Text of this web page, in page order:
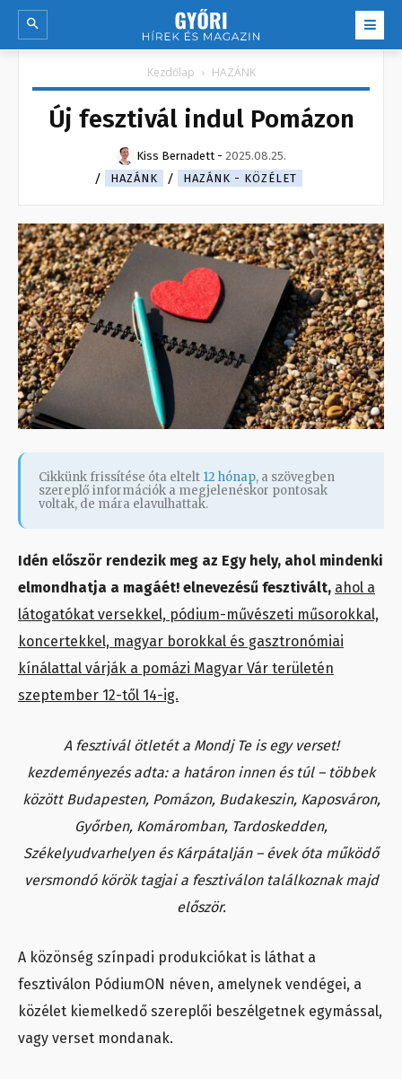
Kezdőlap HAZÁNK
Új fesztivál indul Pomázon
Kiss Bernadett - 2025.08.25.
HAZÁNK
HAZÁNK - KÖZÉLET
Cikkünk frissítése óta eltelt 12 hónap, a szövegben
szereplő információk a megjelenéskor pontosak
voltak, de mára elavulhattak.
Idén először rendezik meg az Egy hely, ahol mindenki
elmondhatja a magáét! elnevezésű fesztivált, ahol a
látogatókat versekkel, pódium-művészeti műsorokkal,
koncertekkel, magyar borokkal és gasztronómiai
kínálattal várják a pomázi Magyar Vár területén
szeptember 12-től 14-ig.
A fesztivál ötletét a Mondj Te is egy verset!
kezdeményezés adta: a határon innen és túl – többek
között Budapesten, Pomázon, Budakeszin, Kaposváron,
Győrben, Komáromban, Tardoskedden,
Székelyudvarhelyen és Kárpátalján – évek óta működő
versmondó körök tagjai a fesztiválon találkoznak majd
először.
A közönség színpadi produkciókat is láthat a
fesztiválon PódiumON néven, amelynek vendégei, a
közélet kiemelkedő szereplői beszélgetnek egymással,
vagy verset mondanak.